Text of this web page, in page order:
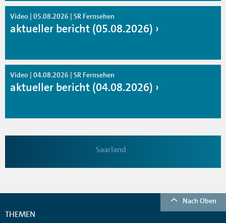
Video | 05.08.2026 | SR Fernsehen
aktueller bericht (05.08.2026)
Video | 04.08.2026 | SR Fernsehen
aktueller bericht (04.08.2026)
Saarland
Nach Oben
THEMEN